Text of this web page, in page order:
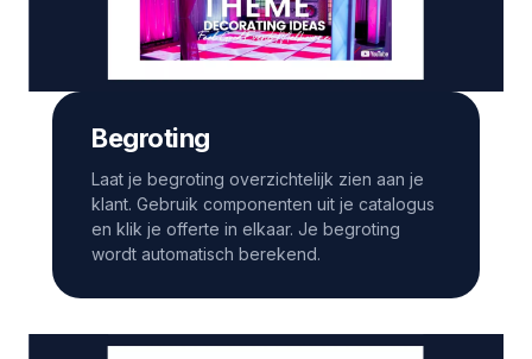
Begroting
Laat je begroting overzichtelijk zien aan je
klant. Gebruik componenten uit je catalogus
en klik je offerte in elkaar. Je begroting
wordt automatisch berekend.